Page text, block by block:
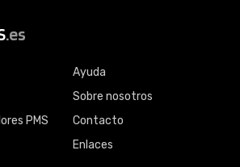
.es
PMS
Ayuda
Sobre nosotros
Contacto
Enlaces